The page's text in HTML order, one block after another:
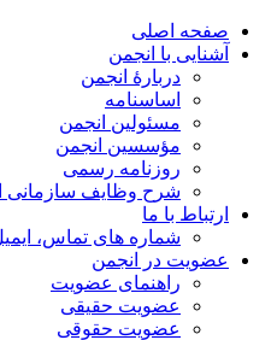
صفحه اصلی
آشنایی با انجمن
دربارۀ انجمن
اساسنامه
مسئولین انجمن
مؤسسین انجمن
روزنامه رسمی
شرح وظایف سازمانی
ارتباط با ما
شماره های تماس،
عضویت در انجمن
راهنمای عضویت
عضویت حقیقی
عضویت حقوقی